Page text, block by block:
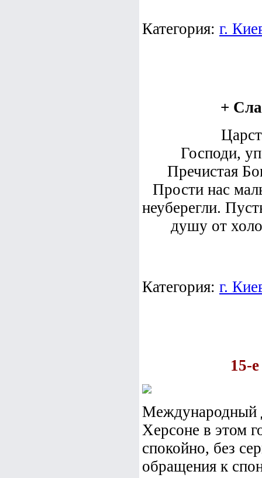
Категория: г.
+
Господи,
Пречистая
Прости нас
неуберегли.
душу от
Категория: г.
15-
Международный
Херсоне в этом
спокойно, без
обращения к